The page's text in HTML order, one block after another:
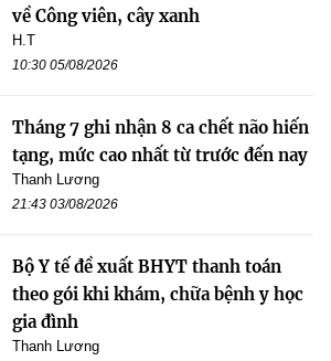
về Công viên, cây xanh
H.T
10:30 05/08/2026
Tháng 7 ghi nhận 8 ca chết não hiến
tạng, mức cao nhất từ trước đến nay
Thanh Lương
21:43 03/08/2026
Bộ Y tế đề xuất BHYT thanh toán
theo gói khi khám, chữa bệnh y học
gia đình
Thanh Lương